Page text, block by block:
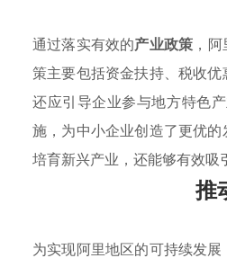
通过落实有效的产业政策 ，
策主要包括资金扶持、税收
还应引导企业参与地方特色
施，为中小企业创造了更优
培育新兴产业，还能够有效
推
为实现阿里地区的可持续发